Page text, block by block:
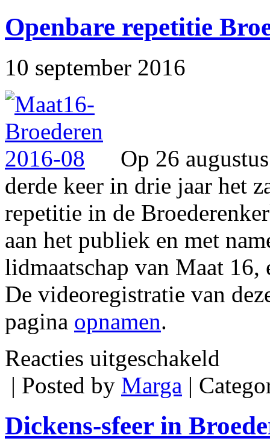
Openbare repetitie
10 september 2016
Op 26
derde keer in drie jaar het
repetitie in de
aan het publiek en met
lidmaatschap van Maat
De videoregistratie van
pagina opnamen.
Reacties uitgeschakeld
26
| Posted by Marga |
Dickens-sfeer in